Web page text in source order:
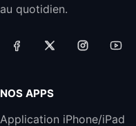
19,9€23,99€
au quotidien.
NOS APPS
Application iPhone/iPad